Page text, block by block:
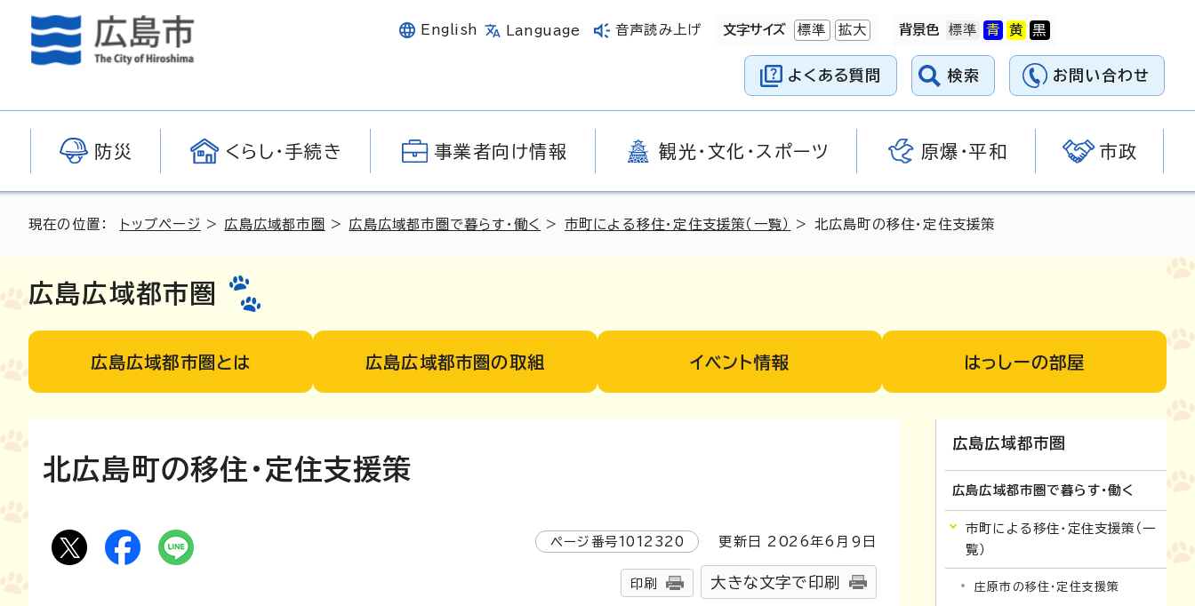
English Language 音声読み上げ 文字サイズ 標準 拡大 背景色
よくある質問 検索 お問い合わせ
防災 くらし・手続き 事業者向け情報 観光・文化・スポーツ 原爆・平和 市政
現在の位置： トップページ > 広島広域都市圏 > 広島広域都市圏で暮らす・働く > 市町による移住・定住支援策（一覧） > 北広島町の移住・定住支援策
広島広域都市圏
広島広域都市圏とは 広島広域都市圏の取組 イベント情報 はっしーの部屋
北広島町の移住・定住支援策
ページ番号1012320 更新日 2026年6月9日
印刷 大きな文字で印刷
広島広域都市圏
広島広域都市圏で暮らす・働く
市町による移住・定住支援策（一
覧）
庄原市の移住・定住支援策